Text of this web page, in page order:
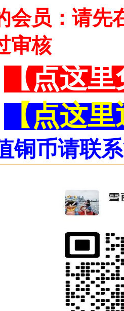
会员：请先
审核
【点这
【点这
铜币请联